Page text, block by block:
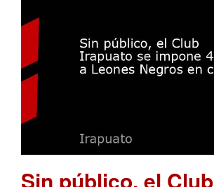
Sin público, el Club